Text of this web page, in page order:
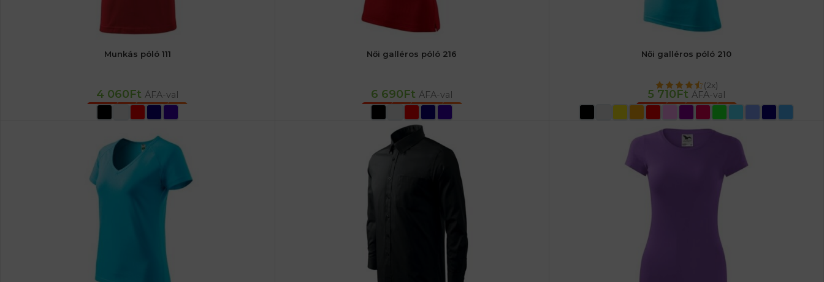
Munkás póló 111
4 060Ft ÁFA-val
OPCIÓK VÁLASZTÁSA
Női galléros póló 216
6 690Ft ÁFA-val
OPCIÓK VÁLASZTÁSA
Női galléros póló 210
(2x)
5 710Ft ÁFA-val
OPCIÓK VÁLASZTÁSA